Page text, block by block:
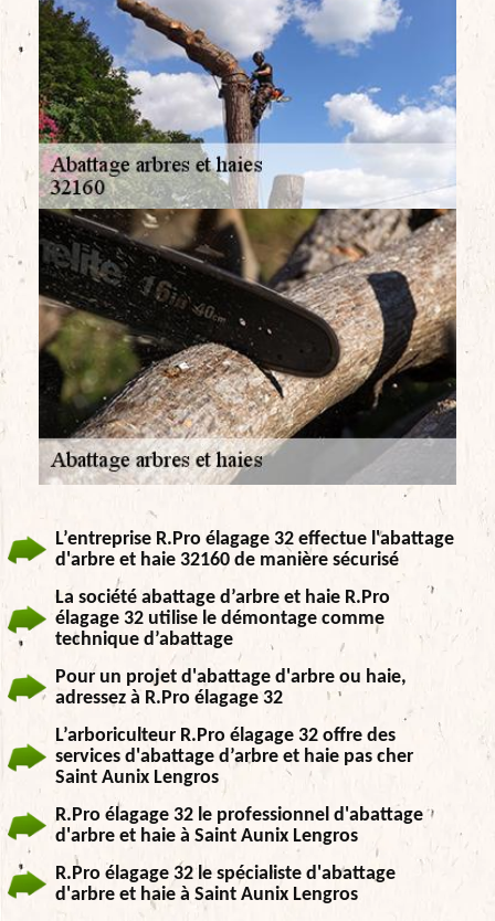
L’entreprise R.Pro élagage 32 effectue l'abattage
d'arbre et haie 32160 de manière sécurisé
La société abattage d’arbre et haie R.Pro
élagage 32 utilise le démontage comme
technique d’abattage
Pour un projet d'abattage d'arbre ou haie,
adressez à R.Pro élagage 32
L’arboriculteur R.Pro élagage 32 offre des
services d'abattage d’arbre et haie pas cher
Saint Aunix Lengros
R.Pro élagage 32 le professionnel d'abattage
d'arbre et haie à Saint Aunix Lengros
R.Pro élagage 32 le spécialiste d'abattage
d'arbre et haie à Saint Aunix Lengros